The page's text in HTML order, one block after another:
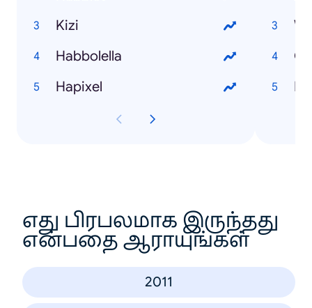
Kizi
Habbolella
Hapixel
எது பிரபலமாக இருந்தது
என்பதை ஆராயுங்கள்
2011